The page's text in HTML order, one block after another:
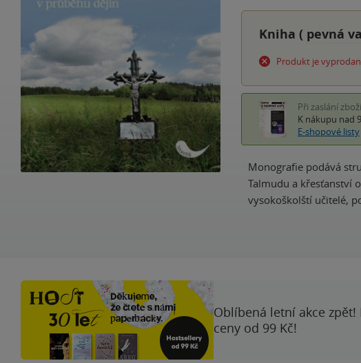
Kniha ( pevná
Produkt je
Při zaslání
K nákupu nad
E-shopové listy
Monografie podává
Talmudu a křesťanství
vysokoškolští učitelé,
Oblíbená letní akce
ceny od 99 Kč!